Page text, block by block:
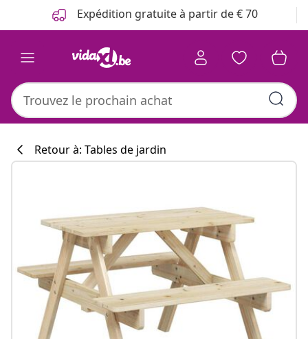
Expédition gratuite à partir de € 70
Retour à: Tables de jardin